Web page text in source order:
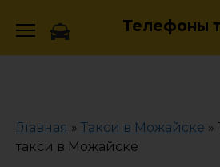
Телефоны
Главная » Такси в Можайске »
такси в Можайске